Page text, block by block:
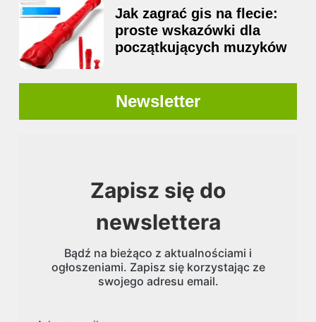
Jak zagrać gis na flecie:
proste wskazówki dla
początkujących muzyków
Newsletter
Zapisz się do
newslettera
Bądź na bieżąco z aktualnościami i
ogłoszeniami. Zapisz się korzystając ze
swojego adresu email.